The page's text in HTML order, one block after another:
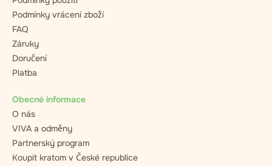
Podmínky vrácení zboží
FAQ
Záruky
Doručení
Platba
Obecné informace
O nás
VIVA a odměny
Partnerský program
Koupit kratom v České republice